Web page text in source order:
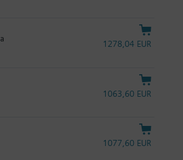
1278,04 EUR
1063,60 EUR
1077,60 EUR